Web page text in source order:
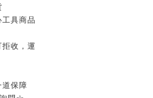
具商品
收，運
保障